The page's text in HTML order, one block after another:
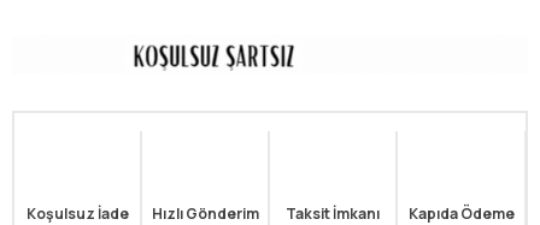
Koşulsuz İade Hızlı Gönderim Taksit İmkanı Kapıda Ödeme